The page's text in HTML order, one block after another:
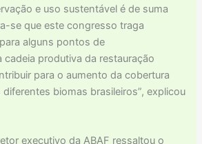
e uso sustentável é de suma
se que este congresso traga
alguns pontos de
produtiva da restauração
para o aumento da cobertura
biomas brasileiros”, explicou
executivo da ABAF ressaltou o